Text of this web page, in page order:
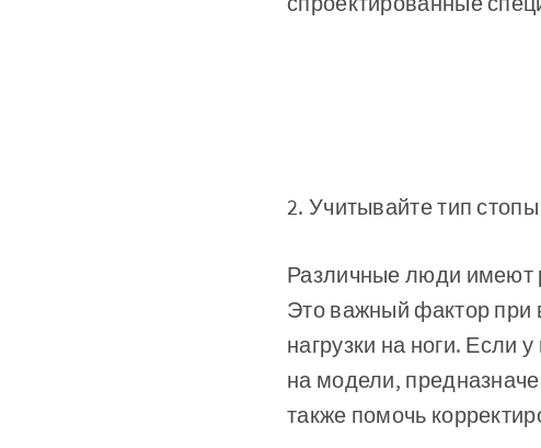
2. Учитывайте тип стопы
Различные люди имеют
Это важный фактор при
нагрузки на ноги. Если
на модели,
также помочь